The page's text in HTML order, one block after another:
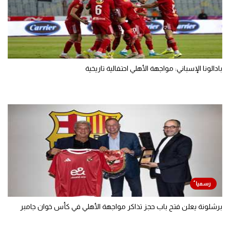
بادالونا الإسباني: مواجهة الأهلي احتفالية تاريخية
برشلونة يعلن فتح باب حجز تذاكر مواجهة الأهلي في كأس خوان جامبر